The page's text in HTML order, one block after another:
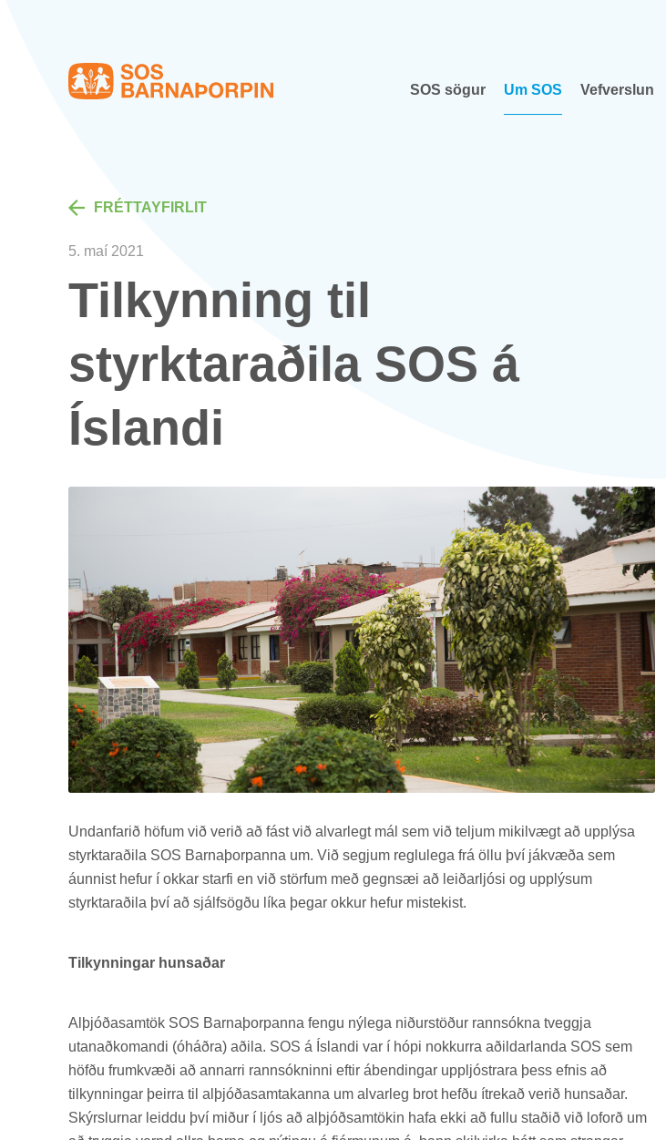
Heim SOS sög­ur Um SOS Vef­versl­un
FRÉTTA­YF­IR­LIT
5. maí 2021
Til­kynn­ing til
styrktarað­ila SOS á
Ís­landi
Und­an­far­ið höf­um við ver­ið að fást við al­var­legt mál sem við telj­um mik­il­vægt að upp­lýsa
styrktarað­ila SOS Barna­þorp­anna um. Við segj­um reglu­lega frá öllu því já­kvæða sem
áunn­ist hef­ur í okk­ar starfi en við störf­um með gegn­sæi að leið­ar­ljósi og upp­lýs­um
styrktarað­ila því að sjálf­sögðu líka þeg­ar okk­ur hef­ur mistek­ist.
Tilkynningar hunsaðar
Al­þjóða­sam­tök SOS Barna­þorp­anna fengu ný­lega nið­ur­stöð­ur rann­sókna tveggja
ut­an­að­kom­andi (óháðra) að­ila. SOS á Ís­landi var í hópi nokk­urra að­ild­ar­landa SOS sem
höfðu frum­kvæði að ann­arri rann­sókn­inni eft­ir ábend­ing­ar upp­ljóstr­ara þess efn­is að
til­kynn­ing­ar þeirra til al­þjóða­sam­tak­anna um al­var­leg brot hefðu ít­rek­að ver­ið huns­að­ar.
Skýrsl­urn­ar leiddu því mið­ur í ljós að al­þjóð­sam­tök­in hafa ekki að fullu stað­ið við lof­orð um